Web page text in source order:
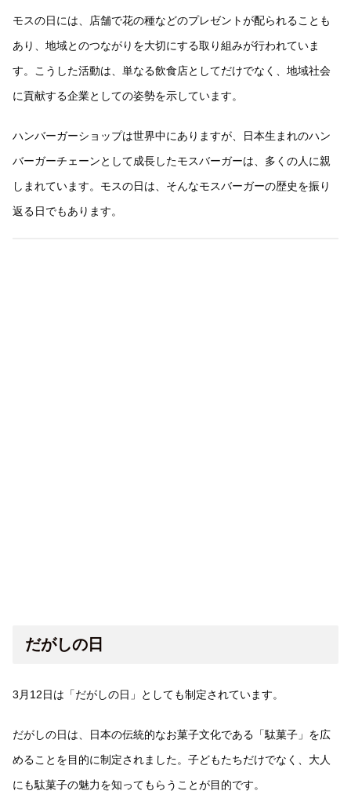
モスの日には、店舗で花の種などのプレゼントが配られることも
あり、地域とのつながりを大切にする取り組みが行われていま
す。こうした活動は、単なる飲食店としてだけでなく、地域社会
に貢献する企業としての姿勢を示しています。
ハンバーガーショップは世界中にありますが、日本生まれのハン
バーガーチェーンとして成長したモスバーガーは、多くの人に親
しまれています。モスの日は、そんなモスバーガーの歴史を振り
返る日でもあります。
だがしの日
3月12日は「だがしの日」としても制定されています。
だがしの日は、日本の伝統的なお菓子文化である「駄菓子」を広
めることを目的に制定されました。子どもたちだけでなく、大人
にも駄菓子の魅力を知ってもらうことが目的です。